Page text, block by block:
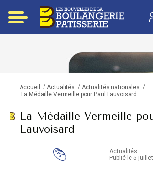
Accueil / Actualités / Actualités nationales /
La Médaille Vermeille pour Paul Lauvoisard
La Médaille Vermeille
Lauvoisard
Actualités
Publié le 5